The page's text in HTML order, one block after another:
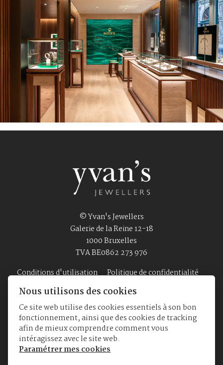
© Yvan's Jewellers
Galerie de la Reine 12-18
1000 Bruxelles
TVA BE0862 273 976
Conditions d'utilisation
Politique de confidentialité
Accueil Bijouterie Montres A Propos
Nous utilisons des cookies
Ce site web utilise des cookies essentiels à son bon
fonctionnement, ainsi que des cookies de tracking
afin de mieux comprendre comment vous
intéragissez avec le site web.
Paramétrer mes cookies